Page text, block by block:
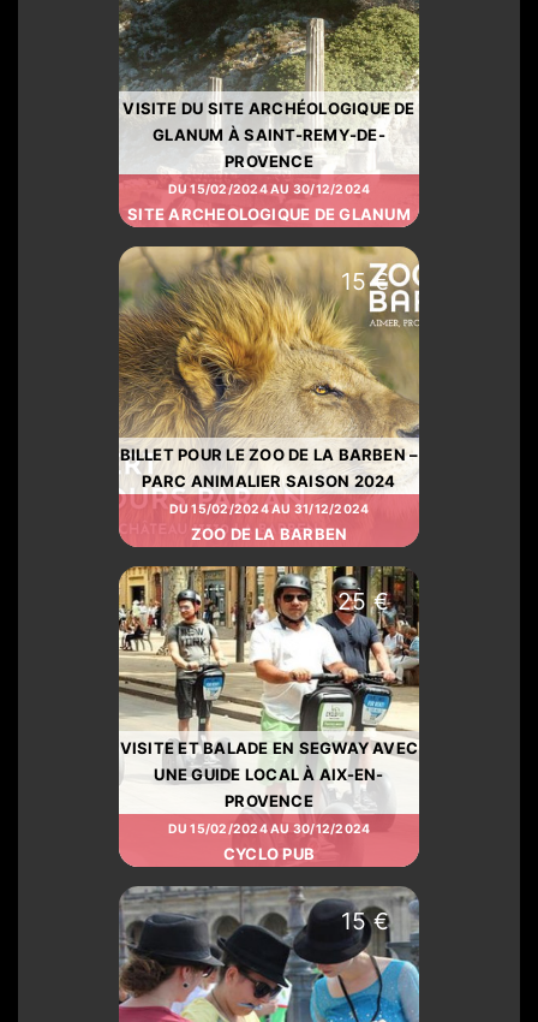
VISITE DU SITE ARCHÉOLOGIQUE DE
GLANUM À SAINT-REMY-DE-
PROVENCE
DU 15/02/2024 AU 30/12/2024
SITE ARCHEOLOGIQUE DE GLANUM
15 €
BILLET POUR LE ZOO DE LA BARBEN –
PARC ANIMALIER SAISON 2024
DU 15/02/2024 AU 31/12/2024
ZOO DE LA BARBEN
25 €
VISITE ET BALADE EN SEGWAY AVEC
UNE GUIDE LOCAL À AIX-EN-
PROVENCE
DU 15/02/2024 AU 30/12/2024
CYCLO PUB
15 €